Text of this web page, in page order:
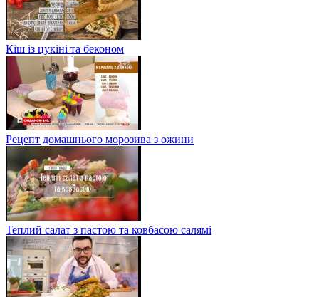
Кіш із цукіні та беконом
Рецепт домашнього морозива з ожини
Теплий салат з пастою та ковбасою салямі